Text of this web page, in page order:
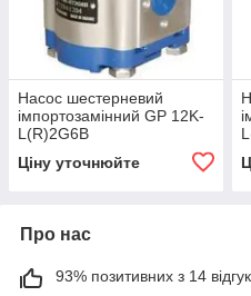
Насос шестерневий
імпортозамінний GP 12K-
L(R)2G6B
Ціну уточнюйте
Про нас
93% позитивних з 14